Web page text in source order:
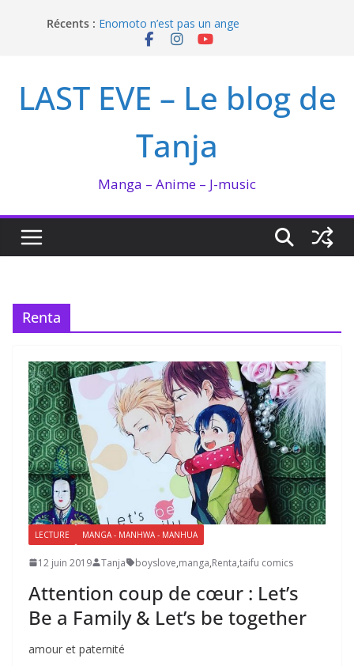
Récents : Enomoto n’est pas un ange
QUEEN BEE enflamme le Bataclan
I’m not in love de Zeniko Sumiya
LAST EVE – Le blog de
Tanja
Manga – Anime – J-music
Renta
LECTURE MANGA - MANHWA - MANHUA
12 juin 2019 Tanja boyslove,manga,Renta,taifu comics
Attention coup de cœur : Let’s
Be a Family & Let’s be together
amour et paternité